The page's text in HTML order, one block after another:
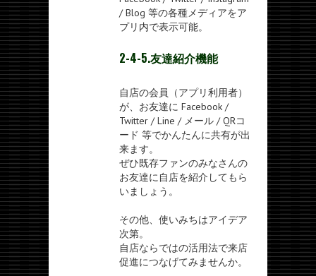
/ Blog 等の各種メディアをア
プリ内で表示可能。
2-4-5.友達紹介機能
自店の会員（アプリ利用者）
が、お友達に Facebook /
Twitter / Line / メール / QRコ
ード 等でかんたんに共有が出
来ます。
ぜひ既存ファンのみなさんの
お友達に自店を紹介してもら
いましょう。
その他、使いみちはアイデア
次第。
自店ならではの活用法で来店
促進につなげてみませんか。